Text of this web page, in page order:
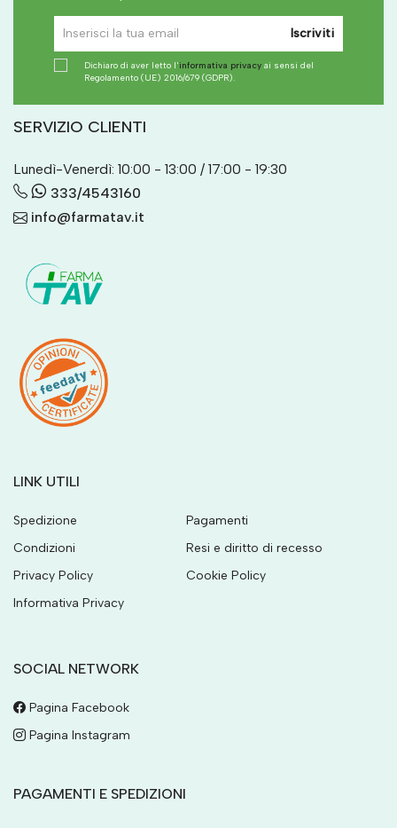
Iscriviti
Dichiaro di aver letto l'informativa privacy ai sensi del
Regolamento (UE) 2016/679 (GDPR).
SERVIZIO CLIENTI
Lunedì-Venerdì: 10:00 - 13:00 / 17:00 - 19:30
333/4543160
info@farmatav.it
LINK UTILI
Spedizione
Pagamenti
Condizioni
Resi e diritto di recesso
Privacy Policy
Cookie Policy
Informativa Privacy
SOCIAL NETWORK
Pagina Facebook
Pagina Instagram
PAGAMENTI E SPEDIZIONI